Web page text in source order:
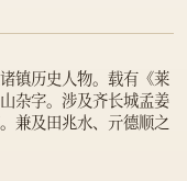
镇历史人物。载有《莱
杂字。涉及齐长城孟姜
兼及田兆水、亓德顺之